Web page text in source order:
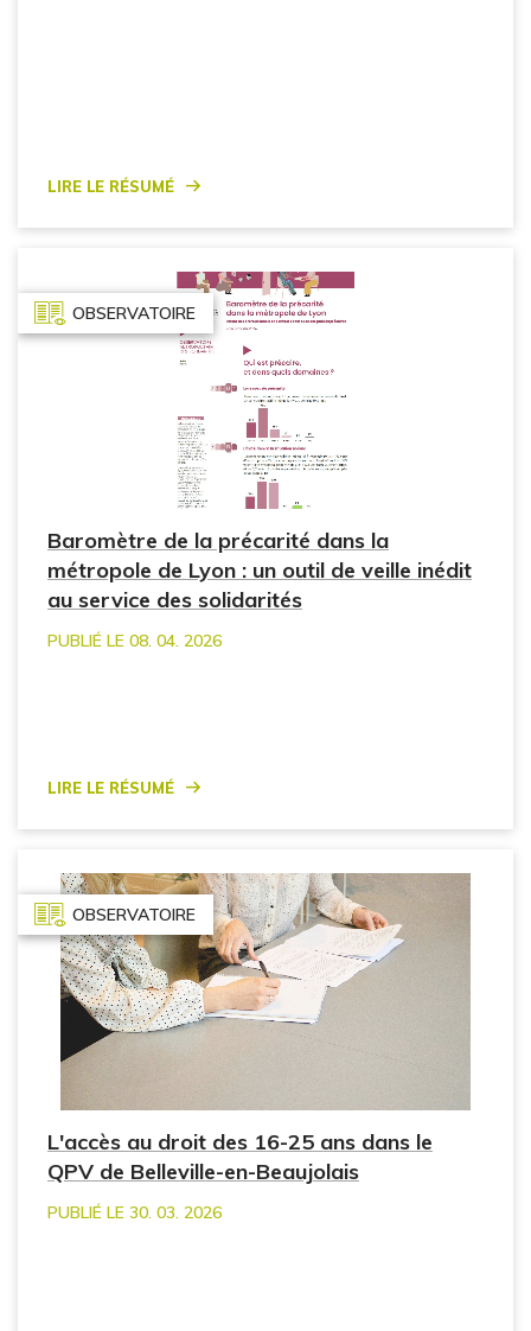
Lire le résumé
OBSERVATOIRE
Baromètre de la précarité dans la
métropole de Lyon : un outil de veille inédit
au service des solidarités
PUBLIÉ LE 08. 04. 2026
Lire le résumé
OBSERVATOIRE
L'accès au droit des 16-25 ans dans le
QPV de Belleville-en-Beaujolais
PUBLIÉ LE 30. 03. 2026